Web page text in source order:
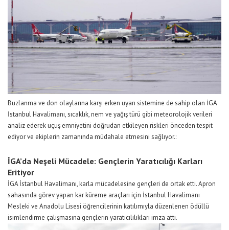
Buzlanma ve don olaylarına karşı erken uyarı sistemine de sahip olan İGA
İstanbul Havalimanı, sıcaklık, nem ve yağış türü gibi meteorolojik verileri
analiz ederekuçuş emniyetini doğrudan etkileyen riskleri önceden tespit
ediyor ve ekiplerin zamanında müdahale etmesini sağlıyor.:
İGA’da Neşeli Mücadele: Gençlerin Yaratıcılığı Karları
Eritiyor
İGAİstanbul Havalimanı, karla mücadelesine gençleri de ortak etti. Apron
sahasında görev yapan karküreme araçları için İstanbul Havalimanı
Mesleki ve Anadolu Lisesi öğrencilerinin katılımıyla düzenlenen ödüllü
isimlendirme çalışmasına gençlerin yaratıcılılıkları imza attı.